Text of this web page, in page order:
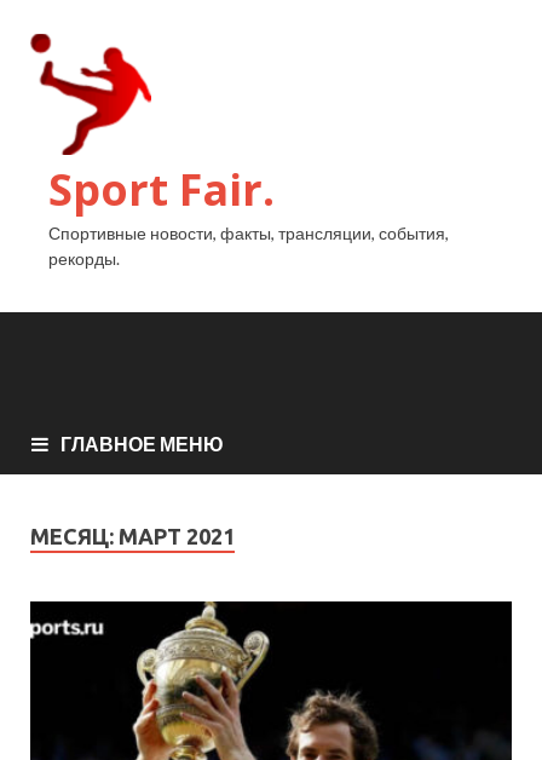
Sport Fair.
Спортивные новости, факты, трансляции, события,
рекорды.
ГЛАВНОЕ МЕНЮ
МЕСЯЦ: МАРТ 2021